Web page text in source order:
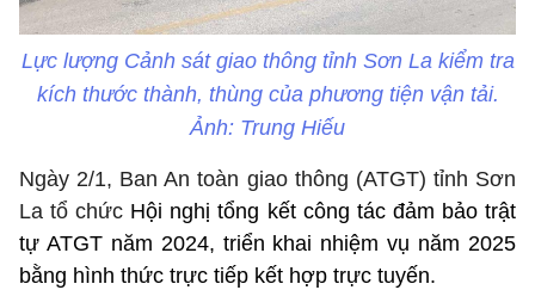
Lực lượng Cảnh sát giao thông tỉnh Sơn La kiểm tra
kích thước thành, thùng của phương tiện vận tải.
Ảnh: Trung Hiếu
Ngày 2/1, Ban An toàn giao thông (ATGT) tỉnh Sơn
La tổ chức Hội nghị tổng kết công tác đảm bảo trật
tự ATGT năm 2024, triển khai nhiệm vụ năm 2025
bằng hình thức trực tiếp kết hợp trực tuyến.